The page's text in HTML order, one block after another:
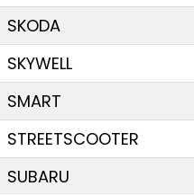
SKODA
SKYWELL
SMART
STREETSCOOTER
SUBARU